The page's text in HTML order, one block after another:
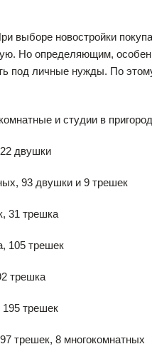
выборе новостройки
Но определяющим,
под личные нужды. По
и студии в
двушки
93 двушки и 9 трешек
31 трешка
105 трешек
трешка
трешек
трешек, 8 многокомнатных